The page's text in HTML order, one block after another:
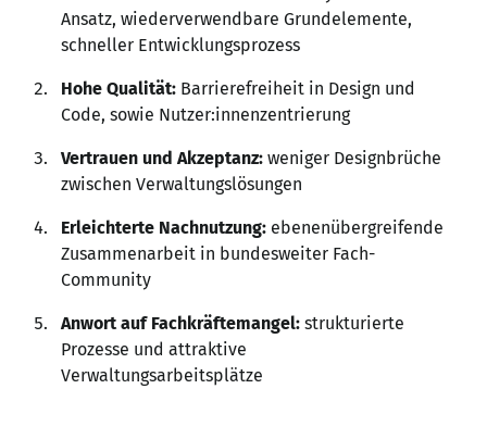
Ansatz, wiederverwendbare Grundelemente,
schneller Entwicklungsprozess
Hohe Qualität: Barrierefreiheit in Design und
Code, sowie Nutzer:innenzentrierung
Vertrauen und Akzeptanz: weniger Designbrüche
zwischen Verwaltungslösungen
Erleichterte Nachnutzung: ebenenübergreifende
Zusammenarbeit in bundesweiter Fach-
Community
Anwort auf Fachkräftemangel: strukturierte
Prozesse und attraktive
Verwaltungsarbeitsplätze